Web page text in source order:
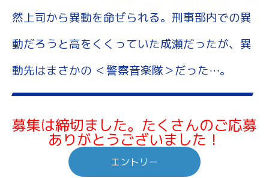
然上司から異動を命ぜられる。刑事部内での異
動だろうと高をくくっていた成瀬だったが、異
動先はまさかの ＜警察音楽隊＞だった…。
募集は締切ました。たくさんのご応募
ありがとうございました！
エントリー